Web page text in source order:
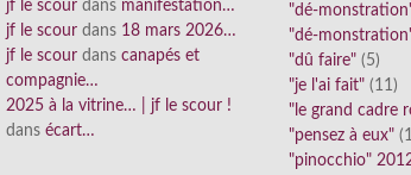
jf le scour dans manifestation…
jf le scour dans 18 mars 2026…
jf le scour dans canapés et
compagnie…
2025 à la vitrine… | jf le scour !
dans écart…
"dé-
"dé-
"dû faire" (5)
"je l'ai fait" (11)
"le grand cadre
"pensez à eux"
"pinocchio"